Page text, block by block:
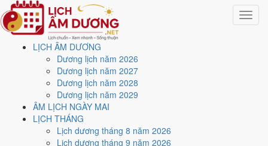
Toggle
LỊCH ÂM DƯƠNG
Dương lịch năm 2026
Dương lịch năm 2027
Dương lịch năm 2028
Dương lịch năm 2029
ÂM LỊCH NGÀY MAI
LỊCH THÁNG
Lịch dương tháng 8 năm 2026
Lịch dương tháng 9 năm 2026
Trang chủ
Tử vi xem để làm gì, cần
loại nào và xem sao cho